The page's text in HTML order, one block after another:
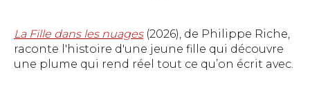
La Fille dans les nuages(2026), de Philippe Riche,
raconte l'histoire d'une jeune fille qui découvre
une plume qui rend réel tout ce qu’on écrit avec.